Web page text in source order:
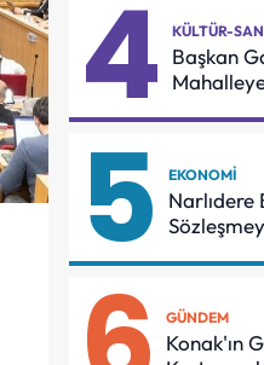
4 KÜLTÜR-
Başkan
5 EKONOMI
Narlıdere
GÜNDEM
Konak'ın